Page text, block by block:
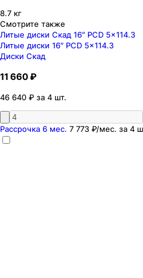
8.7 кг
Смотрите также
Литые диски Скад 16″ PCD 5x114.3
Литые диски 16″ PCD 5x114.3
Диски Скад
11 660 ₽
46 640 ₽ за 4 шт.
Рассрочка 6 мес. 7 773 ₽/мес. за 4